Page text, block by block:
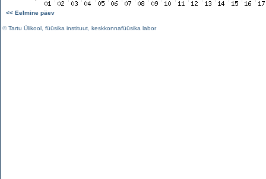
<< Eelmine päev
©Tartu Ülikool füüsika instituut keskkonnafüüsika labor